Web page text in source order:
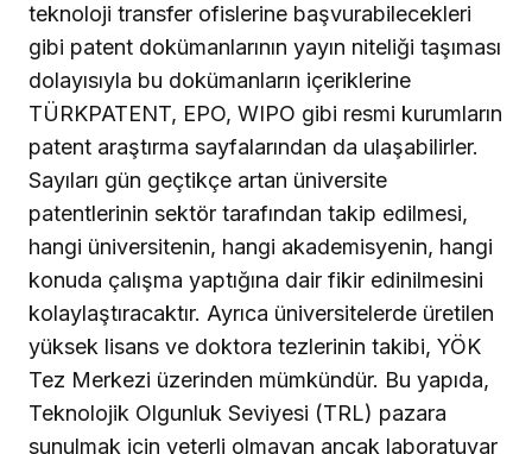
teknoloji transfer ofislerine başvurabilecekleri
gibi patent dokümanlarının yayın niteliği taşıması
dolayısıyla bu dokümanların içeriklerine
TÜRKPATENT, EPO, WIPO gibi resmi kurumların
patent araştırma sayfalarından da ulaşabilirler.
Sayıları gün geçtikçe artan üniversite
patentlerinin sektör tarafından takip edilmesi,
hangi üniversitenin, hangi akademisyenin, hangi
konuda çalışma yaptığına dair fikir edinilmesini
kolaylaştıracaktır. Ayrıca üniversitelerde üretilen
yüksek lisans ve doktora tezlerinin takibi, YÖK
Tez Merkezi üzerinden mümkündür. Bu yapıda,
Teknolojik Olgunluk Seviyesi (TRL) pazara
sunulmak için yeterli olmayan ancak laboratuvar